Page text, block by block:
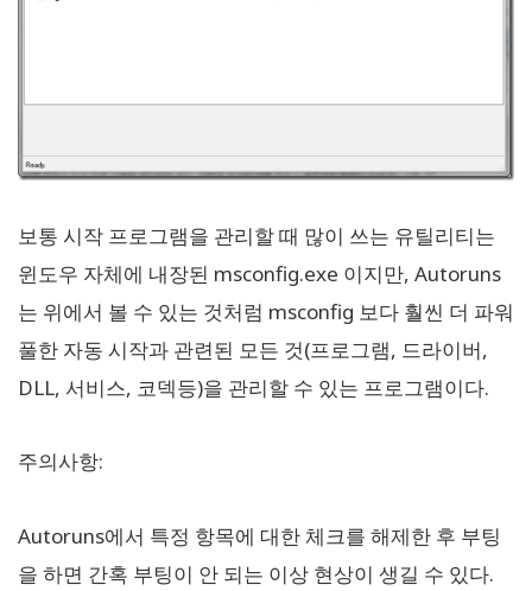
보통 시작 프로그램을 관리할 때 많이 쓰는 유틸리티는
윈도우 자체에 내장된 msconfig.exe 이지만, Autoruns
는 위에서 볼 수 있는 것처럼 msconfig 보다 훨씬 더 파워
풀한 자동 시작과 관련된 모든 것(프로그램, 드라이버,
DLL, 서비스, 코덱등)을 관리할 수 있는 프로그램이다.
주의사항:
Autoruns에서 특정 항목에 대한 체크를 해제한 후 부팅
을 하면 간혹 부팅이 안 되는 이상 현상이 생길 수 있다.